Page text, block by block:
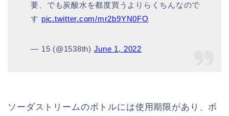
要、でも炭酸水を都度買うよりらくちんなので
す pic.twitter.com/mr2b9YN0FO
— 15 (@1538th) June 1, 2022
ソーダストリームのボトルには使用期限があり、ボ